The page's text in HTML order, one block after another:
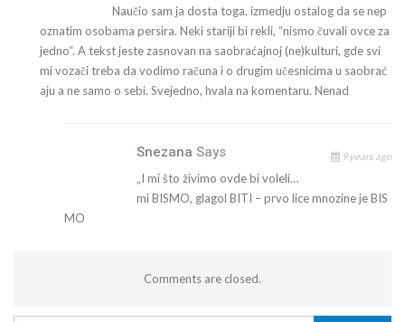
Naučio sam ja dosta toga, izmedju ostalog da se nep
oznatim osobama persira. Neki stariji bi rekli, “nismo čuvali ovce za
jedno“. A tekst jeste zasnovan na saobraćajnoj (ne)kulturi, gde svi
mi vozači treba da vodimo računa i o drugim učesnicima u saobrać
aju a ne samo o sebi. Svejedno, hvala na komentaru. Nenad
SnezanaSays 9 years ago
„I mi što živimo ovde bi voleli…
mi BISMO, glagol BITI – prvo lice mnozine je BIS
MO
Comments are closed.